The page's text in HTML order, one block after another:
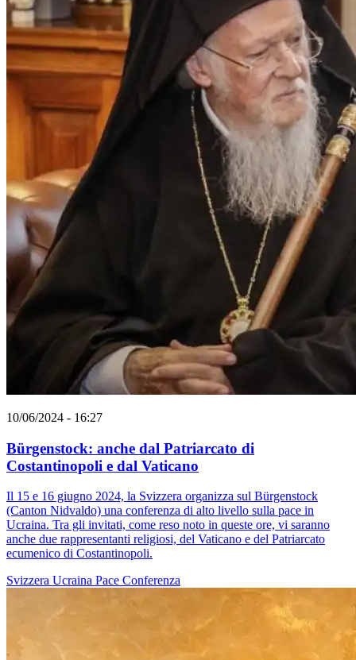
10/06/2024 - 16:27
Bürgenstock: anche dal Patriarcato di
Costantinopoli e dal Vaticano
Il 15 e 16 giugno 2024, la Svizzera organizza sul Bürgenstock
(Canton Nidvaldo) una conferenza di alto livello sulla pace in
Ucraina. Tra gli invitati, come reso noto in queste ore, vi saranno
anche due rappresentanti religiosi, del Vaticano e del Patriarcato
ecumenico di Costantinopoli.
Svizzera Ucraina Pace Conferenza